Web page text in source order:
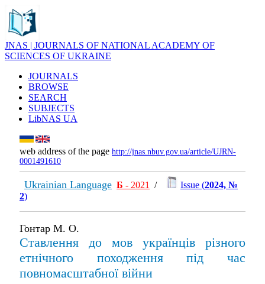
JNAS | JOURNALS OF NATIONAL ACADEMY OF
SCIENCES OF UKRAINE
JOURNALS
BROWSE
SEARCH
SUBJECTS
LibNAS UA
web address of the page http://jnas.nbuv.gov.ua/article/UJRN-
0001491610
Ukrainian Language Б - 2021 / Issue (2024, №
2)
Гонтар М. О.
Ставлення до мов українців різного
етнічного походження під час
повномасштабної війни